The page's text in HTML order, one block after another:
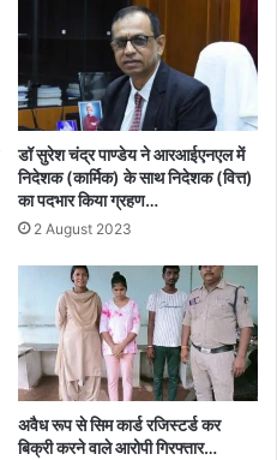
डॉ सुरेश चंद्र पाण्डेय ने आरआईएनएल में
निदेशक (कार्मिक) के साथ निदेशक (वित्त)
का पदभार किया ग्रहण…
2 August 2023
अवैध रूप से सिम कार्ड रजिस्टर्ड कर
बिक्री करने वाले आरोपी गिरफ्तार…